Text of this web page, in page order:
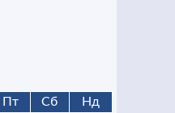
Пт Сб Нд